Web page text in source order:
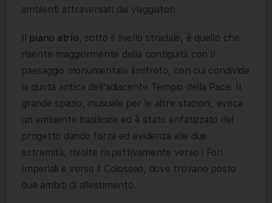
ambienti attraversati dai viaggiatori.
piano atrio, sotto il livello stradale, è quello che
risente maggiormente della contiguità con il
paesaggio monumentale limitrofo, con cui condivide
la quota antica dell’adiacente Tempio della Pace. Il
grande spazio, inusuale per le altre stazioni, evoca
un ambiente basilicale ed è stato enfatizzato del
progetto dando forza ed evidenza alle due
estremità, rivolte rispettivamente verso i Fori
Imperiali e verso il Colosseo, dove trovano posto
due ambiti di allestimento.